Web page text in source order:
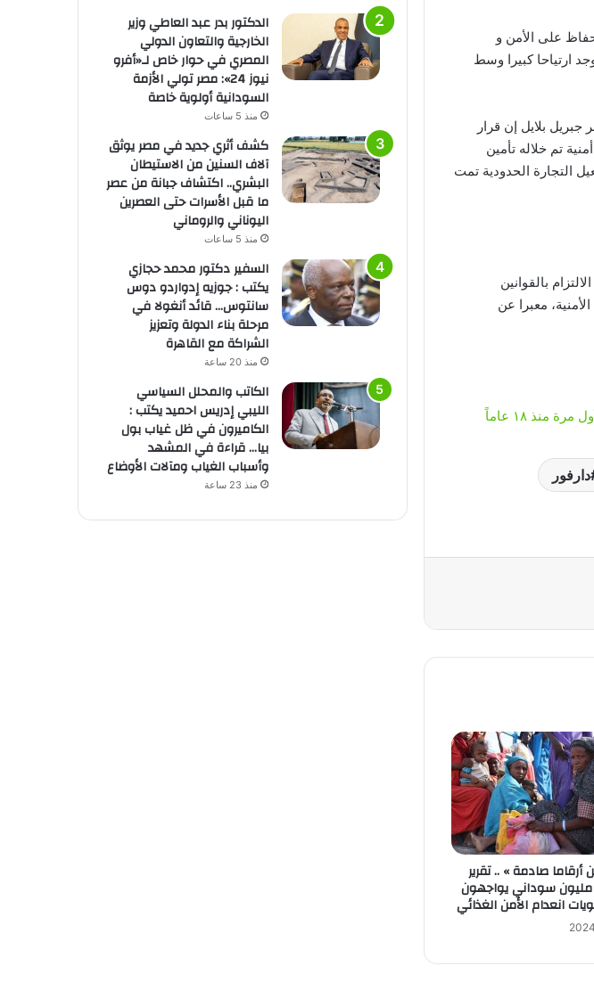
على الأمن و
ارتياحا كبيرا وسط
بلايل إن قرار
تم خلاله تأمين
التجارة الحدودية تمت
بالقوانين
معبرا عن
١٨ عاماً
دارفور
صادمة » .. تقرير
: 25 مليون سوداني يواجهون
انعدام الأمن الغذائي
الدكتور بدر عبد العاطي وزير
الخارجية والتعاون الدولي
المصري في حوار خاص لـ«أفرو
نيوز 24»: مصر تولي الأزمة
السودانية أولوية خاصة
منذ 5 ساعات
كشف أثري جديد في مصر يوثق
آلاف السنين من الاستيطان
البشري.. اكتشاف جبانة من عصر
ما قبل الأسرات حتى العصرين
اليوناني والروماني
منذ 5 ساعات
السفير دكتور محمد حجازي
يكتب : جوزيه إدواردو دوس
سانتوس… قائد أنغولا في
مرحلة بناء الدولة وتعزيز
الشراكة مع القاهرة
منذ 20 ساعة
الكاتب والمحلل السياسي
الليبي إدريس احميد يكتب :
الكاميرون في ظل غياب بول
بيا… قراءة في المشهد
وأسباب الغياب ومآلات الأوضاع
منذ 23 ساعة